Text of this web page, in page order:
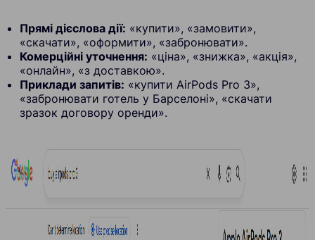
Прямі дієслова дії: «купити», «замовити»,
«скачати», «оформити», «забронювати».
Комерційні уточнення: «ціна», «знижка», «акція»,
«онлайн», «з доставкою».
Приклади запитів: «купити AirPods Pro 3»,
«забронювати готель у Барселоні», «скачати
зразок договору оренди».